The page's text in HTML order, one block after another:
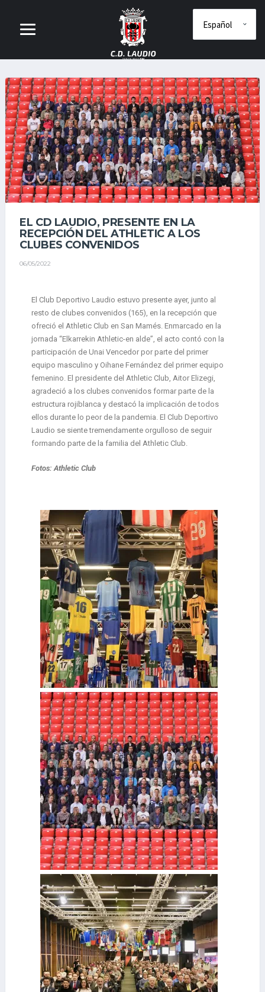
EL CD LAUDIO, PRESENTE EN LA
RECEPCIÓN DEL ATHLETIC A LOS
CLUBES CONVENIDOS
06/05/2022
El Club Deportivo Laudio estuvo presente ayer, junto al
resto de clubes convenidos (165), en la recepción que
ofreció el Athletic Club en San Mamés. Enmarcado en la
jornada “Elkarrekin Athletic-en alde”, el acto contó con la
participación de Unai Vencedor por parte del primer
equipo masculino y Oihane Fernández del primer equipo
femenino. El presidente del Athletic Club, Aitor Elizegi,
agradeció a los clubes convenidos formar parte de la
estructura rojiblanca y destacó la implicación de todos
ellos durante lo peor de la pandemia. El Club Deportivo
Laudio se siente tremendamente orgulloso de seguir
formando parte de la familia del Athletic Club.
Fotos: Athletic Club